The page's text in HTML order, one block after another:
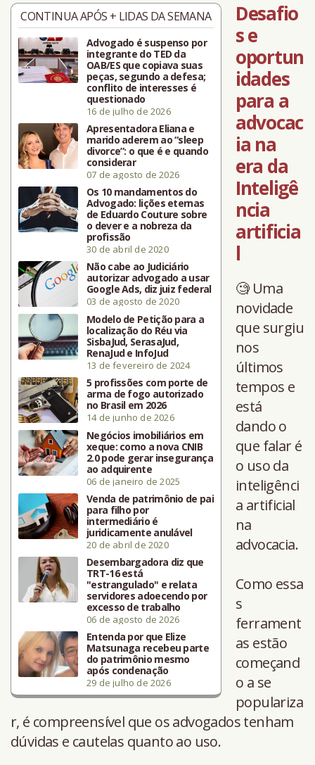
CONTINUA APÓS + LIDAS DA SEMANA
Advogado é suspenso por
integrante do TED da
OAB/ES que copiava suas
peças, segundo a defesa;
conflito de interesses é
questionado
16 de julho de 2026
Apresentadora Eliana e
marido aderem ao “sleep
divorce”: o que é e quando
considerar
07 de agosto de 2026
Os 10 mandamentos do
Advogado: lições eternas
de Eduardo Couture sobre
o dever e a nobreza da
profissão
30 de abril de 2020
Não cabe ao Judiciário
autorizar advogado a usar
Google Ads, diz juiz federal
03 de agosto de 2020
Modelo de Petição para a
localização do Réu via
SisbaJud, SerasaJud,
RenaJud e InfoJud
13 de fevereiro de 2024
5 profissões com porte de
arma de fogo autorizado
no Brasil em 2026
14 de junho de 2026
Negócios imobiliários em
xeque: como a nova CNIB
2.0 pode gerar insegurança
ao adquirente
06 de janeiro de 2025
Venda de patrimônio de pai
para filho por
intermediário é
juridicamente anulável
20 de abril de 2020
Desembargadora diz que
TRT-16 está
"estrangulado" e relata
servidores adoecendo por
excesso de trabalho
06 de agosto de 2026
Entenda por que Elize
Matsunaga recebeu parte
do patrimônio mesmo
após condenação
29 de julho de 2026
Desafio
s e
oportun
idades
para a
advocac
ia na
era da
Inteligê
ncia
artificia
l
🧐 Uma
novidade
que surgiu
nos
últimos
tempos e
está
dando o
que falar é
o uso da
inteligênci
a artificial
na
advocacia.
Como essa
s
ferrament
as estão
começand
o a se
populariza
r, é compreensível que os advogados tenham
dúvidas e cautelas quanto ao uso.